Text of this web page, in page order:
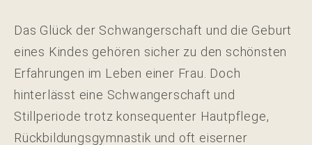
Das Glück der Schwangerschaft und die Geburt
eines Kindes gehören sicher zu den schönsten
Erfahrungen im Leben einer Frau. Doch
hinterlässt eine Schwangerschaft und
Stillperiode trotz konsequenter Hautpflege,
Rückbildungsgymnastik und oft eiserner